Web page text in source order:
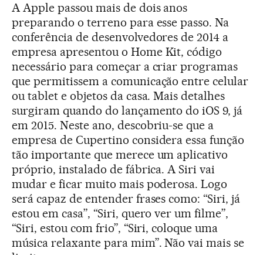
A Apple passou mais de dois anos
preparando o terreno para esse passo. Na
conferência de desenvolvedores de 2014 a
empresa apresentou o Home Kit, código
necessário para começar a criar programas
que permitissem a comunicação entre celular
ou tablet e objetos da casa. Mais detalhes
surgiram quando do lançamento do iOS 9, já
em 2015. Neste ano, descobriu-se que a
empresa de Cupertino considera essa função
tão importante que merece um aplicativo
próprio, instalado de fábrica. A Siri vai
mudar e ficar muito mais poderosa. Logo
será capaz de entender frases como: “Siri, já
estou em casa”, “Siri, quero ver um filme”,
“Siri, estou com frio”, “Siri, coloque uma
música relaxante para mim”. Não vai mais se